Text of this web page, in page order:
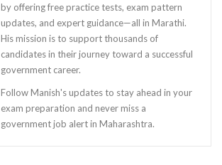
by offering free practice tests, exam pattern
updates, and expert guidance—all in Marathi.
His mission is to support thousands of
candidates in their journey toward a successful
government career.
Follow Manish's updates to stay ahead in your
exam preparation and never miss a
government job alert in Maharashtra.